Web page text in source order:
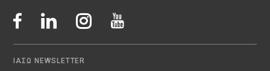
ΙΑΣΩ NEWSLETTER